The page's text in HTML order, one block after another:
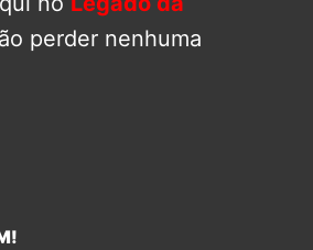
perder nenhuma